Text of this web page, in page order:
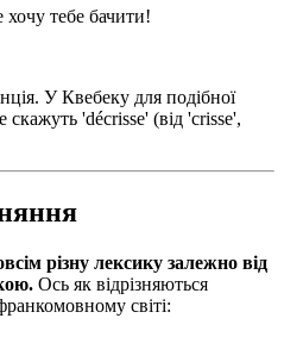
хочу тебе бачити!
У Квебеку для подібної
'décrisse' (від 'crisse',
різну лексику залежно від
Ось як відрізняються
світі: